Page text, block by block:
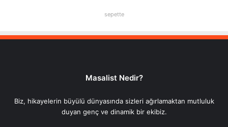
sepette
Masalist Nedir?
Biz, hikayelerin büyülü dünyasında sizleri ağırlamaktan mutluluk
duyan genç ve dinamik bir ekibiz.